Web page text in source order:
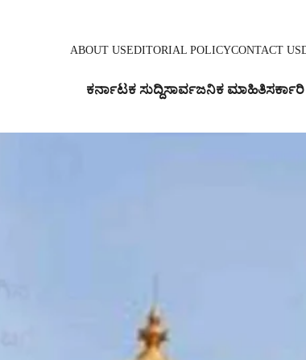
ABOUT USEDITORIAL POLICYCONTACT US
ಕರ್ನಾಟಕ ಸುದ್ದಿಸಾರ್ವಜನಿಕ ಮಾಹಿತಿ